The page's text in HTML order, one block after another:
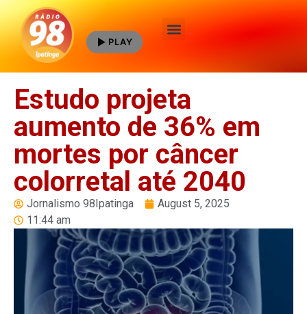
PLAY
Estudo projeta
aumento de 36% em
mortes por câncer
colorretal até 2040
Jornalismo 98Ipatinga
August 5, 2025
11:44 am